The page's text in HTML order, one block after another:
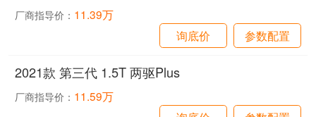
厂商指导价： 11.39万
询底价
参数配置
2021款 第三代 1.5T 两驱Plus
厂商指导价： 11.59万